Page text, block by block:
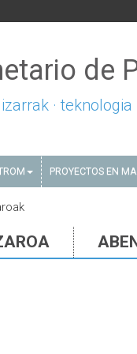
de
[ izarrak · teknologia
PROYECTOS EN